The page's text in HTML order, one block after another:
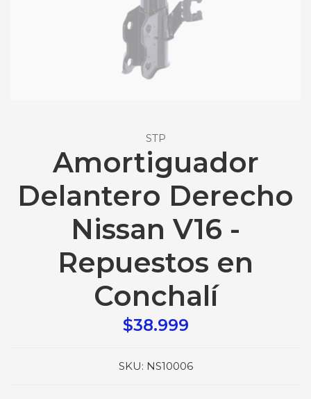
STP
Amortiguador
Delantero Derecho
Nissan V16 -
Repuestos en
Conchalí
$38.999
SKU: NS10006